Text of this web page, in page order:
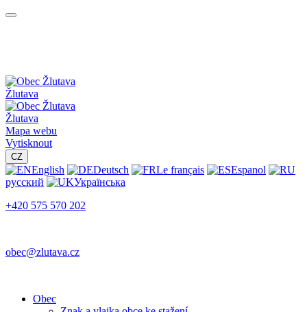
Žlutava
Žlutava
Mapa webu
Vytisknout
CZ
English Deutsch Le français
Espanol
русский
Українська
+420 575 570 202
obec@zlutava.cz
Obec